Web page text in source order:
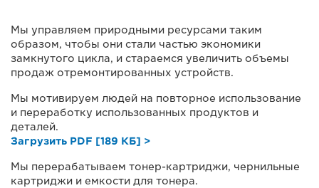
Мы управляем природными ресурсами таким
образом, чтобы они стали частью экономики
замкнутого цикла, и стараемся увеличить объемы
продаж отремонтированных устройств.
Мы мотивируем людей на повторное использование
и переработку использованных продуктов и
деталей.
Загрузить PDF [189 КБ] >
Мы перерабатываем тонер-картриджи, чернильные
картриджи и емкости для тонера.